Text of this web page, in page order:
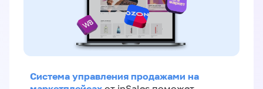
Система управления продажами на